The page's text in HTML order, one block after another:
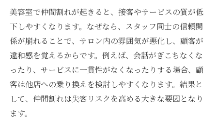
美容室で仲間割れが起きると、接客やサービスの質が低
下しやすくなります。なぜなら、スタッフ同士の信頼関
係が崩れることで、サロン内の雰囲気が悪化し、顧客が
違和感を覚えるからです。例えば、会話がぎこちなくな
ったり、サービスに一貫性がなくなったりする場合、顧
客は他店への乗り換えを検討しやすくなります。結果と
して、仲間割れは失客リスクを高める大きな要因となり
ます。